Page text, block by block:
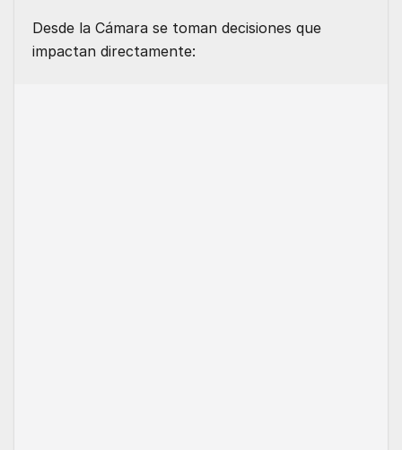
Desde la Cámara se toman decisiones que
impactan directamente: